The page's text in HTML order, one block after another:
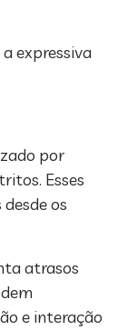
expressiva
por
Esses
os
atrasos
e interação